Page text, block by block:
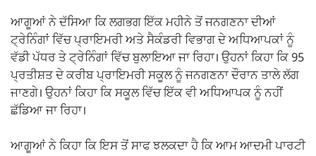
ਆਗੂਆਂ ਨੇ ਦੱਸਿਆ ਕਿ ਲਗਭਗ ਇੱਕ ਮਹੀਨੇ ਤੋਂ ਜਨਗਣਨਾ ਦੀਆਂ
ਟ੍ਰੇਨਿੰਗਾਂ ਵਿੱਚ ਪ੍ਰਾਇਮਰੀ ਅਤੇ ਸੈਕੰਡਰੀ ਵਿਭਾਗ ਦੇ ਅਧਿਆਪਕਾਂ ਨੂੰ
ਵੱਡੀ ਪੱਧਰ ਤੇ ਟ੍ਰੇਨਿੰਗਾਂ ਵਿੱਚ ਬੁਲਾਇਆ ਜਾ ਰਿਹਾ। ਉਹਨਾਂ ਕਿਹਾ ਕਿ 95
ਪ੍ਰਤੀਸ਼ਤ ਦੇ ਕਰੀਬ ਪ੍ਰਾਇਮਰੀ ਸਕੂਲ ਨੂੰ ਜਨਗਣਨਾ ਦੌਰਾਨ ਤਾਲੇ ਲੱਗ
ਜਾਣਗੇ। ਉਹਨਾਂ ਕਿਹਾ ਕਿ ਸਕੂਲ ਵਿੱਚ ਇੱਕ ਵੀ ਅਧਿਆਪਕ ਨੂੰ ਨਹੀਂ
ਛੱਡਿਆ ਜਾ ਰਿਹਾ।
ਆਗੂਆਂ ਨੇ ਕਿਹਾ ਕਿ ਇਸ ਤੋਂ ਸਾਫ ਝਲਕਦਾ ਹੈ ਕਿ ਆਮ ਆਦਮੀ ਪਾਰਟੀ